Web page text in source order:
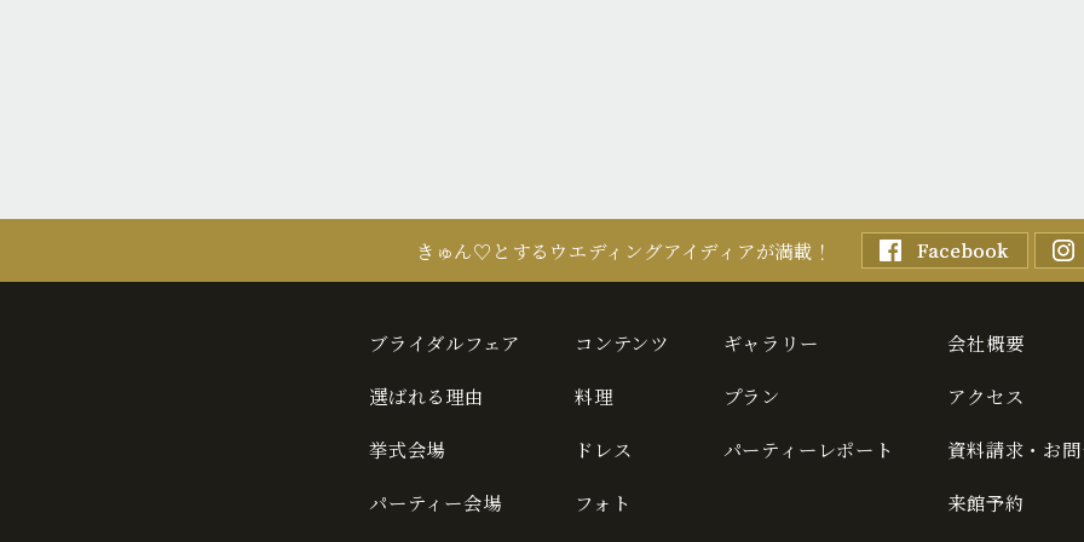
きゅん♡とするウエディングアイディアが満載！
ブライダルフェア
選ばれる理由
挙式会場
パーティー会場
コンテンツ
料理
ドレス
フォト
ギャラリー
プラン
パーティーレポート
会社概要
アクセス
資料請求・お
来館予約